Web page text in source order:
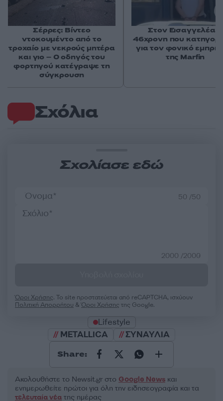
Σχόλια
Σχολίασε εδώ
50 /50
2000 /2000
Όροι Χρήσης. Το site προστατεύεται από reCAPTCHA, ισχύουν
Πολιτική Απορρήτου &Όροι Χρήσης της Google.
Lifestyle
METALLICA
ΣΥΝΑΥΛΙΑ
Share:
Ακολουθήστε το Νewsit.gr στο Google News και
ενημερωθείτε πρώτοι για όλη την ειδησεογραφία και τα
τελευταία νέα της ημέρας
Σέρρες: Βίντεο
ντοκουμέντο από το
τροχαίο με νεκρούς μητέρα
και γιο – Ο οδηγός του
φορτηγού κατέγραψε τη
σύγκρουση
Στον Εισαγγελέα η
46χρονη που
για τον φονικό
της Marfin